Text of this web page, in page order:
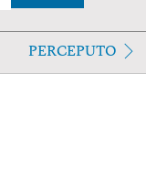
PERCEPUTO